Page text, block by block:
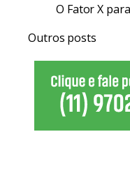
O Fator X
Outros posts